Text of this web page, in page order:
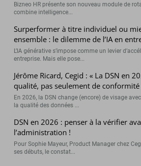
Bizneo HR présente son nouveau module de
combine intelligence...
Surperformer à titre individuel ou
ensemble : le dilemme de l’IA en
L’IA générative s’impose comme un levier
entreprise. Mais elle pose...
Jérôme Ricard, Cegid : « La DSN en
qualité, pas seulement de conformité
En 2026, la DSN change (encore) de visage
la qualité des données ...
DSN en 2026 : penser à la vérifier
l’administration !
Pour Sophie Mayeur, Product Manager chez
ses débuts, le constat...